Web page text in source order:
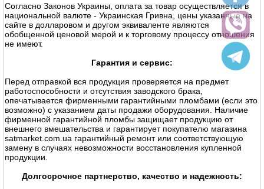
Согласно Законов Украины, оплата за товар осуществляется в
национальной валюте - Украинская Гривна, цены указанные на
сайте в долларовом и другом эквиваленте являются
обобщенной ценовой мерой и к торговому процессу отношения
не имеют.
Гарантия и сервис:
Перед отправкой вся продукция проверяется на предмет
работоспособности и отсутствия заводского брака,
опечатывается фирменными гарантийными пломбами (если это
возможно) с указанием даты продажи оборудования. Наличие
фирменной гарантийной пломбы защищает продукцию от
внешнего вмешательства и гарантирует покупателю магазина
satmarket.com.ua гарантийный ремонт или соответствующую
замену в случаях невозможности восстановления купленной
продукции.
Долгосрочное партнерство, качество и надежность: